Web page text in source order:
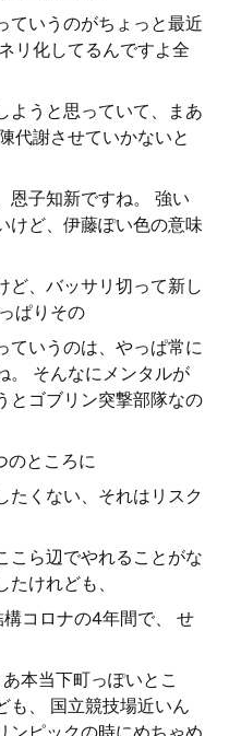
ていうのがちょっと最近
リ化してるんですよ全
ようと思っていて、まあ
代謝させていかないと
恩子知新ですね。 強い
けど、伊藤ぽい色の意味
ど、バッサリ切って新し
ぱりその
ていうのは、やっぱ常に
。 そんなにメンタルが
とゴブリン突撃部隊なの
のところに
たくない、それはリスク
こら辺でやれることがな
けれども、
コロナの4年間で、 せ
本当下町っぽいとこ
も、 国立競技場近いん